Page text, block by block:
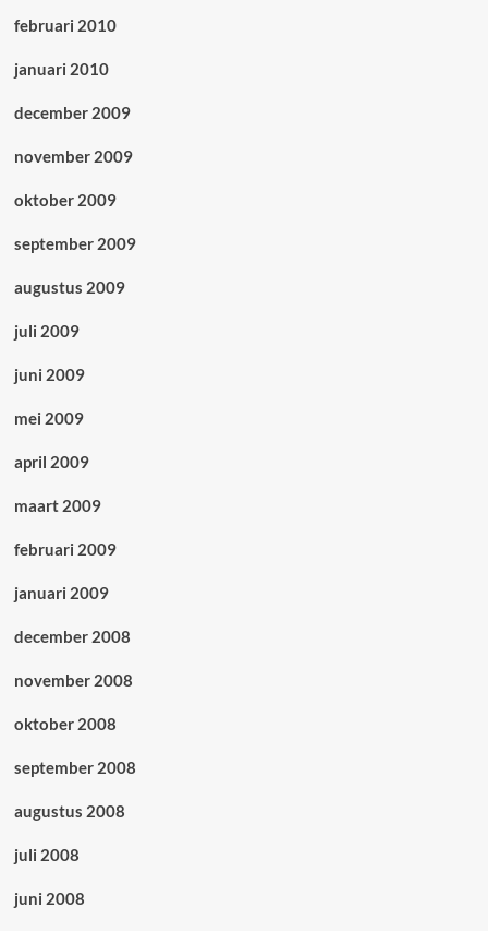
februari 2010
januari 2010
december 2009
november 2009
oktober 2009
september 2009
augustus 2009
juli 2009
juni 2009
mei 2009
april 2009
maart 2009
februari 2009
januari 2009
december 2008
november 2008
oktober 2008
september 2008
augustus 2008
juli 2008
juni 2008